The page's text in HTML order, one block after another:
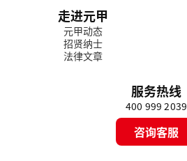
走进元甲
元甲动态
招贤纳士
法律文章
服务热线
400 999 2039
咨询客服